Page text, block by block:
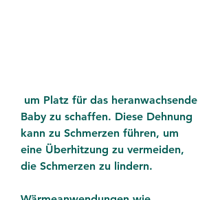
Baby zu schaffen. Diese Dehnung
kann zu Schmerzen führen, um
eine Überhitzung zu vermeiden,
die Schmerzen zu lindern.